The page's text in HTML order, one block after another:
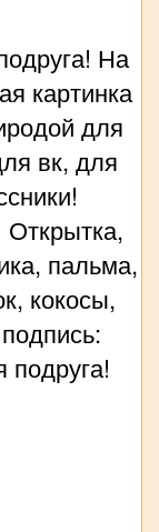
На
картинка
для
вк, для
пальма,
кокосы,